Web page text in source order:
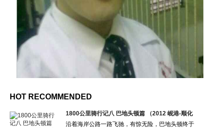
HOT RECOMMENDED
1800公里骑行记八 巴地头顿篇 （2012 岘港-顺化
沿着海岸公路一路飞驰，有惊无险，巴地头顿终于